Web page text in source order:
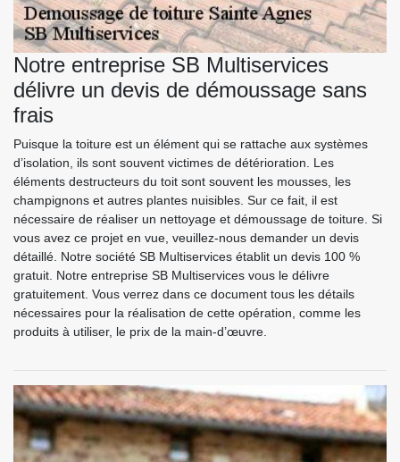
Notre entreprise SB Multiservices
délivre un devis de démoussage sans
frais
Puisque la toiture est un élément qui se rattache aux systèmes
d’isolation, ils sont souvent victimes de détérioration. Les
éléments destructeurs du toit sont souvent les mousses, les
champignons et autres plantes nuisibles. Sur ce fait, il est
nécessaire de réaliser un nettoyage et démoussage de toiture. Si
vous avez ce projet en vue, veuillez-nous demander un devis
détaillé. Notre société SB Multiservices établit un devis 100 %
gratuit. Notre entreprise SB Multiservices vous le délivre
gratuitement. Vous verrez dans ce document tous les détails
nécessaires pour la réalisation de cette opération, comme les
produits à utiliser, le prix de la main-d’œuvre.